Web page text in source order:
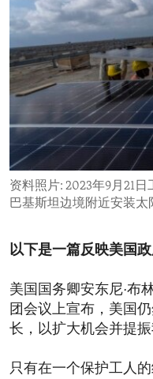
SearchASIA
EUROPE
MIDDLE EAST
SECURITY AND
AID AND
DEMOCRACY AND
ECONOMY AND TRADE
ENVIRONMENT AND
IDEALS AND
ABOUT US
FOLLOW US
资料照片: 2023年9月21
巴基斯坦边境附近安装太
以下是一篇反映美国
美国国务卿安东尼·布
团会议上宣布，美国
长，以扩大机会并提振
只有在一个保护工人